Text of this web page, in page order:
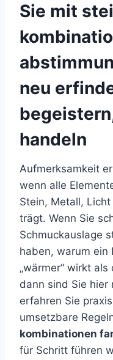
Sie mit
neu
handeln
Aufmerksamkeit
wenn alle
Stein, Metall,
trägt. Wenn Sie
Schmuckauslage
haben, warum ein
„wärmer“ wirkt
dann sind Sie hier
erfahren Sie
umsetzbare
kombinationen
für Schritt führen